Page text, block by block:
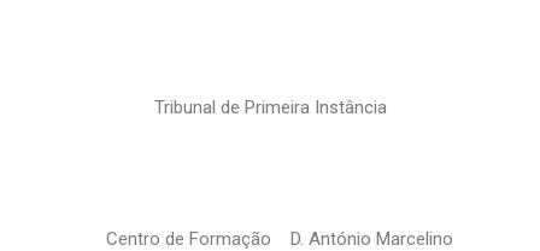
Tribunal de Primeira Instância
Centro de Formação D. António Marcelino